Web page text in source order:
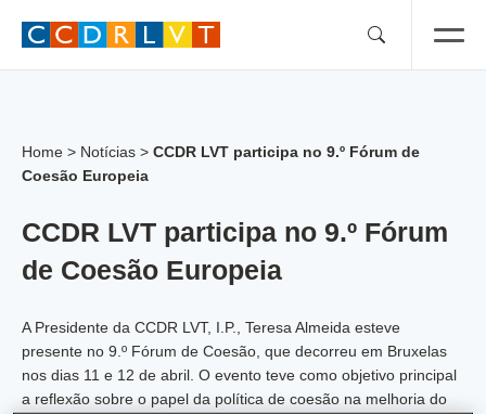
Home > Notícias > CCDR LVT participa no 9.º Fórum de
Coesão Europeia
CCDR LVT participa no 9.º Fórum
de Coesão Europeia
A Presidente da CCDR LVT, I.P., Teresa Almeida esteve
presente no 9.º Fórum de Coesão, que decorreu em Bruxelas
nos dias 11 e 12 de abril. O evento teve como objetivo principal
a reflexão sobre o papel da política de coesão na melhoria do